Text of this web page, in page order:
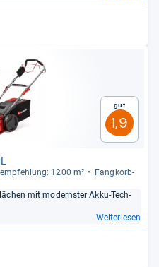
Gut
1,9
1200 m²
Fang­korb­
mit mod­erns­ter Akku-​Tech­
Weiterlesen